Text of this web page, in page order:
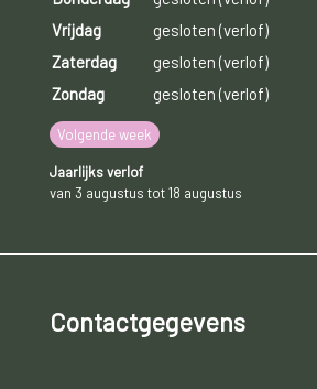
Vrijdag
gesloten (verlof)
Zaterdag
gesloten (verlof)
Zondag
gesloten (verlof)
Volgende week
Jaarlijks verlof
van 3 augustus tot 18 augustus
Contactgegevens